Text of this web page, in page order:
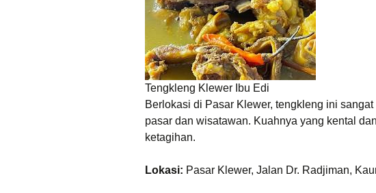
Tengkleng Klewer Ibu Edi
Berlokasi di Pasar Klewer, tengkleng ini
pasar dan wisatawan. Kuahnya yang kental
ketagihan.
Lokasi: Pasar Klewer, Jalan Dr. Radjiman,